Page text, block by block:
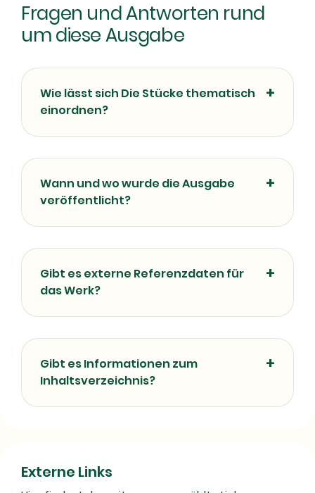
Fragen und Antworten rund
um diese Ausgabe
Wie lässt sich Die Stücke thematisch
einordnen?
Wann und wo wurde die Ausgabe
veröffentlicht?
Gibt es externe Referenzdaten für
das Werk?
Gibt es Informationen zum
Inhaltsverzeichnis?
Externe Links